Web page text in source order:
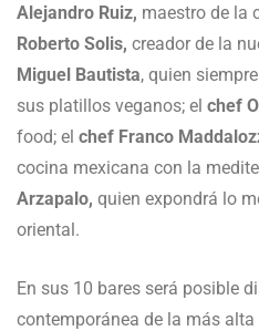
Alejandro Ruiz, maestro de la
Roberto Solis, creador de la
Miguel Bautista, quien
sus platillos veganos; el chef
food; el chef Franco
cocina mexicana con la
Arzapalo, quien expondrá lo
oriental.
En sus 10 bares será posible
contemporánea de la más